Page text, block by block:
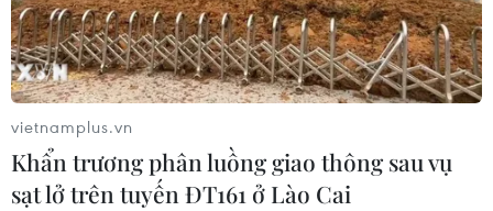
(TTXVN/Vietnam+)
vietnamplus.vn
Khẩn trương phân luồng giao thông sau vụ
sạt lở trên tuyến ĐT161 ở Lào Cai